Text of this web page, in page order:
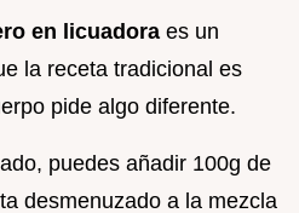
en licuadora es un
la receta tradicional es
pide algo diferente.
puedes añadir 100g de
desmenuzado a la mezcla